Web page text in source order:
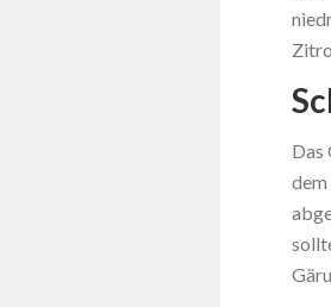
Das